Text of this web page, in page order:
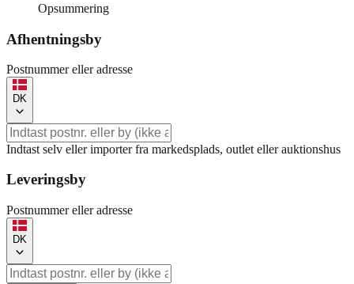
Opsummering
Afhentningsby
Postnummer eller adresse
DK
Indtast selv eller importer fra markedsplads, outlet eller auktionshus
Leveringsby
Postnummer eller adresse
DK